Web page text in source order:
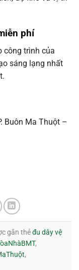
phí
công trình của
sáng lạng nhất
Buôn Ma Thuột –
gắn thẻđu dây vệ
,
,